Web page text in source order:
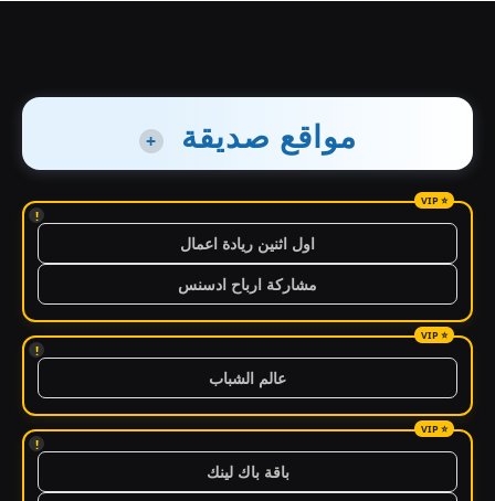
مواقع صديقة +
!
اول اثنين ريادة اعمال
مشاركة ارباح ادسنس
!
عالم الشباب
!
باقة باك لينك